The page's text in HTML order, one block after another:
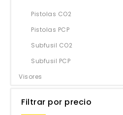
Pistolas CO2
Pistolas PCP
Subfusil CO2
Subfusil PCP
Visores
Filtrar por precio